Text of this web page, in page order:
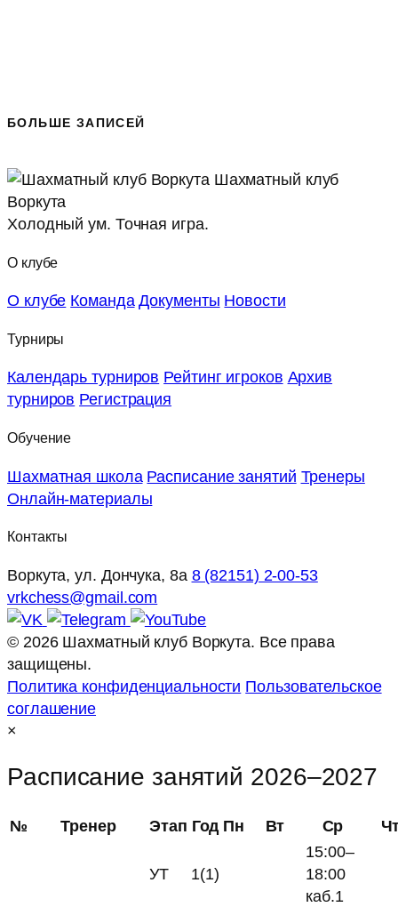
БОЛЬШЕ ЗАПИСЕЙ
Шахматный клуб
Воркута
Холодный ум. Точная игра.
О клубе
О клубе Команда Документы Новости
Турниры
Календарь турниров Рейтинг игроков Архив
турниров Регистрация
Обучение
Шахматная школа Расписание занятий Тренеры
Онлайн‑материалы
Контакты
Воркута, ул. Дончука, 8а 8 (82151) 2‑00‑53
vrkchess@gmail.com
© 2026 Шахматный клуб Воркута. Все права
защищены.
Политика конфиденциальности Пользовательское
соглашение
×
Расписание занятий 2026–2027
№ Тренер Этап Год Пн Вт Ср
УТ 1(1)
15:00–
18:00
каб.1